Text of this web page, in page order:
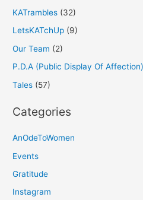
KATrambles (32)
LetsKATchUp (9)
Our Team (2)
P.D.A (Public Display Of
Tales (57)
Categories
AnOdeToWomen
Events
Gratitude
Instagram